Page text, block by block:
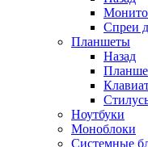
Спреи
Планшеты
Назад
Ноутбуки
Моноблоки
Системные